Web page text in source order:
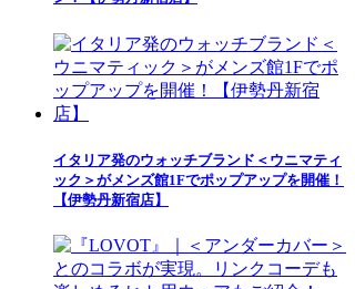
イタリア発のウォッチブランド＜ウニマティ
ック＞がメンズ館1Fでポップアップを開催！
【伊勢丹新宿店】